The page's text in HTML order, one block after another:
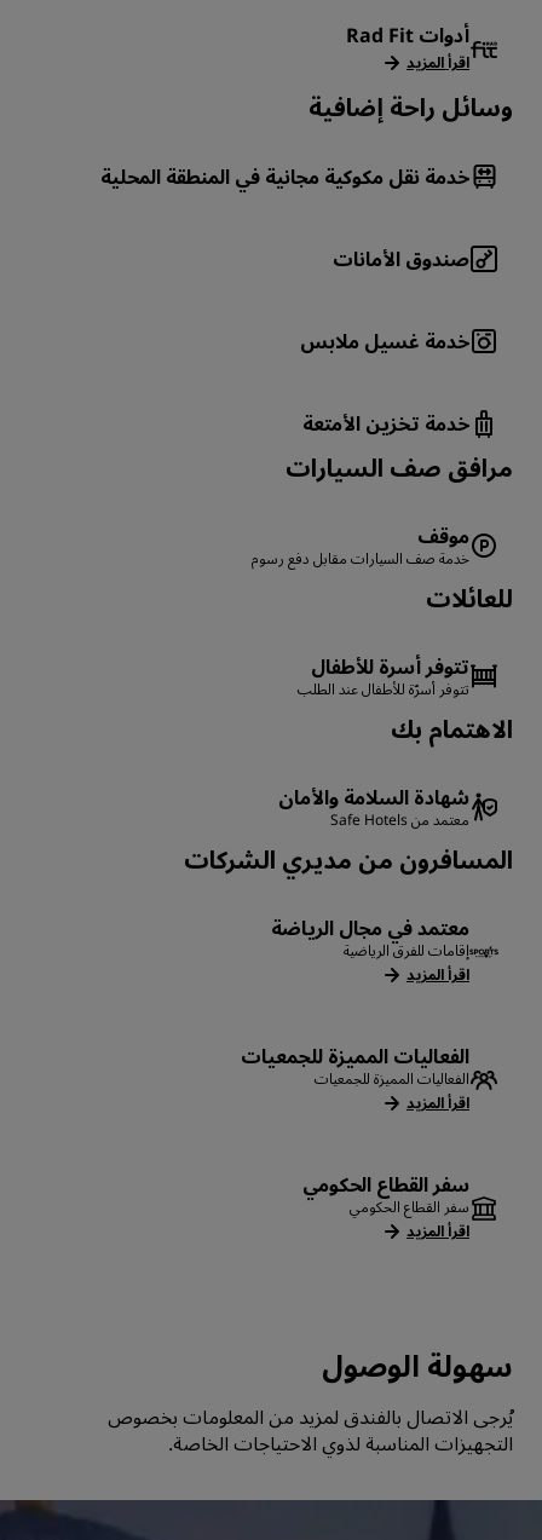
أدوات Rad Fit
اقرأ المزيد
وسائل راحة إضافية
خدمة نقل مكوكية مجانية في المنطقة المحلية
صندوق الأمانات
خدمة غسيل ملابس
خدمة تخزين الأمتعة
‏‫مرافق صف السيارات
موقف
خدمة صف السيارات مقابل دفع رسوم
للعائلات
تتوفر أسرة للأطفال
تتوفر أسرّة للأطفال عند الطلب
الاهتمام بك
شهادة السلامة والأمان
معتمد من Safe Hotels
المسافرون من مديري الشركات
معتمد في مجال الرياضة
إقامات للفرق الرياضية
اقرأ المزيد
الفعاليات المميزة للجمعيات
الفعاليات المميزة للجمعيات
اقرأ المزيد
سفر القطاع الحكومي
سفر القطاع الحكومي
اقرأ المزيد
سهولة الوصول
يُرجى الاتصال بالفندق لمزيد من المعلومات بخصوص
التجهيزات المناسبة لذوي الاحتياجات الخاصة.